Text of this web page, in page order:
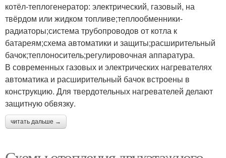
котёл-теплогенератор: электрический, газовый, на
твёрдом или жидком топливе;теплообменники-
радиаторы;система трубопроводов от котла к
батареям;схема автоматики и защиты;расширительный
бачок;теплоноситель;регулировочная аппаратура.
В современных газовых и электрических нагревателях
автоматика и расширительный бачок встроены в
конструкцию. Для твердотельных нагревателей делают
защитную обвязку.
читать дальше →